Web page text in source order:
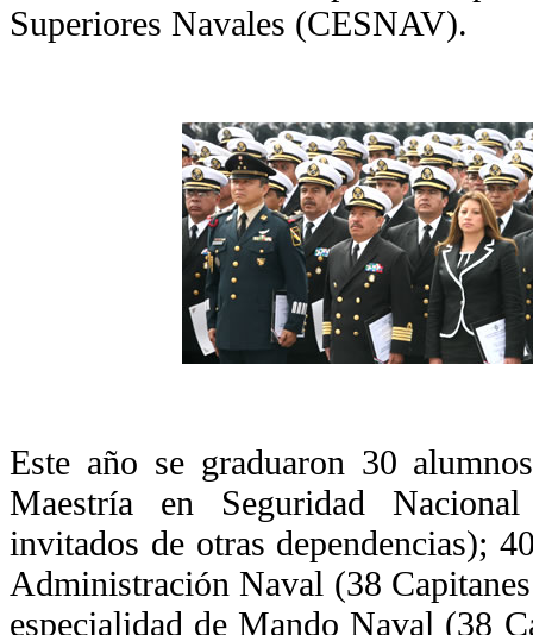
Superiores Navales (CESNAV).
Este año se graduaron 30
Maestría en Seguridad
invitados de otras dependencias);
Administración Naval (38
especialidad de Mando Naval (38